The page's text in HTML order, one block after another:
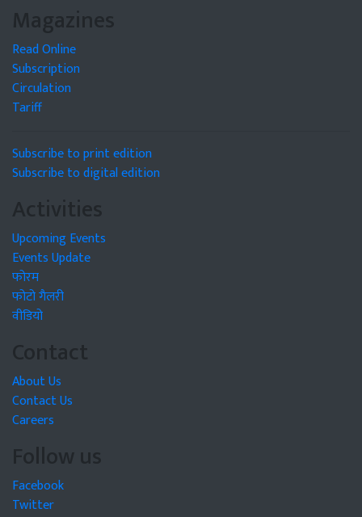
Magazines
Read Online
Subscription
Circulation
Tariff
Subscribe to print edition
Subscribe to digital edition
Activities
Upcoming Events
Events Update
फोरम
फोटो गैलरी
वीडियो
Contact
About Us
Contact Us
Careers
Follow us
Facebook
Twitter